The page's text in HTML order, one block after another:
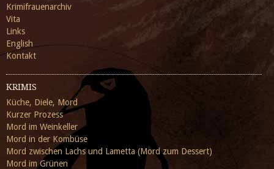
Krimifrauenarchiv
Vita
Links
English
Kontakt
KRIMIS
Küche, Diele, Mord
Kurzer Prozess
Mord im Weinkeller
Mord in der Kombüse
Mord zwischen Lachs und Lametta (Mord zum Dessert)
Mord im Grünen